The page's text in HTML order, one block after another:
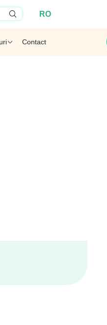
RO
Contact